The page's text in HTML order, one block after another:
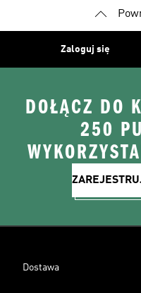
Zaloguj się
DOŁĄCZ DO
250
Dostawa